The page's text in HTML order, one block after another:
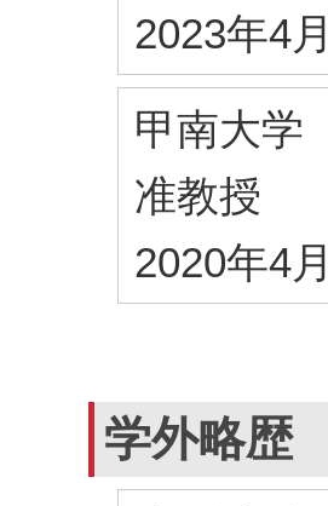
2023年4
甲南大
准教授
2020年4
学外略歴